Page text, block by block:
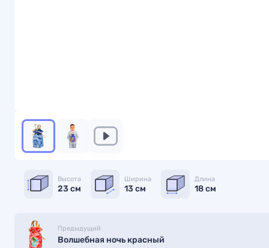
Высота
23 см
Ширина
13 см
Длина
18 см
Предыдущий
Волшебная ночь красный